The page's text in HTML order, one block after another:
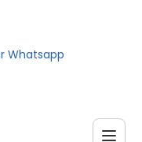
Whatsapp